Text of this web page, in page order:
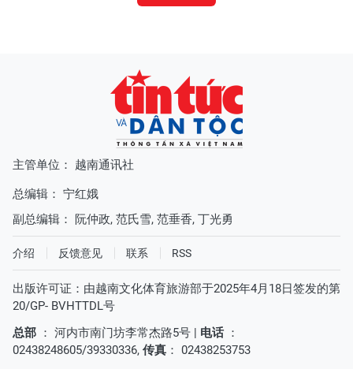
主管单位： 越南通讯社
总编辑： 宁红娥
副总编辑： 阮仲政, 范氏雪, 范垂香, 丁光勇
介绍 反馈意见 联系 RSS
出版许可证：由越南文化体育旅游部于2025年4月18日签发的第
20/GP- BVHTTDL号
总部 ： 河内市南门坊李常杰路5号 | 电话 ：
02438248605/39330336, 传真 ： 02438253753